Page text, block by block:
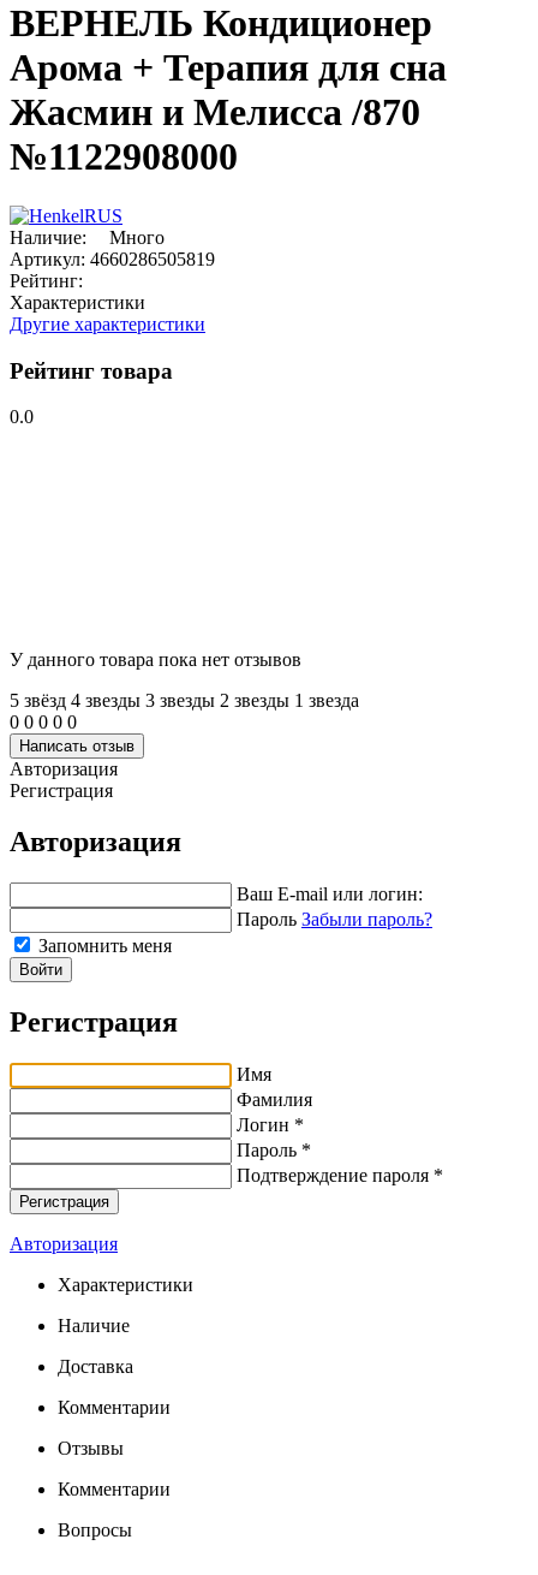
ВЕРНЕЛЬ Кондиционер
Арома + Терапия для сна
Жасмин и Мелисса /870
№1122908000
Наличие:
Много
Артикул: 4660286505819
Рейтинг:
Характеристики
Другие характеристики
Рейтинг товара
0.0
У данного товара пока нет отзывов
5 звёзд 4 звeзды 3 звeзды 2 звeзды 1 звeзда
0 0 0 0 0
Написать отзыв
Авторизация
Регистрация
Авторизация
Ваш E-mail или логин:
Пароль Забыли пароль?
Запомнить меня
Войти
Регистрация
Имя
Фамилия
Логин *
Пароль *
Подтверждение пароля *
Авторизация
Характеристики
Наличие
Доставка
Комментарии
Отзывы
Комментарии
Вопросы